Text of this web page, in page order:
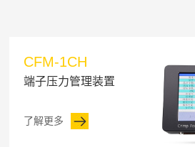
CFM-1CH
端子压力管理装置
了解更多